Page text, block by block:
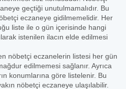
geçtiği unutulmamalıdır. Bu
eczaneye gidilmemelidir. Her
liste ile o gün içerisinde hangi
istenilen ilacın elde edilmesi
nöbetçi eczanelerin listesi her gün
edilmemesi sağlanır. Ayrıca
konumlarına göre listelenir. Bu
nöbetçi eczaneye ulaşılabilir.